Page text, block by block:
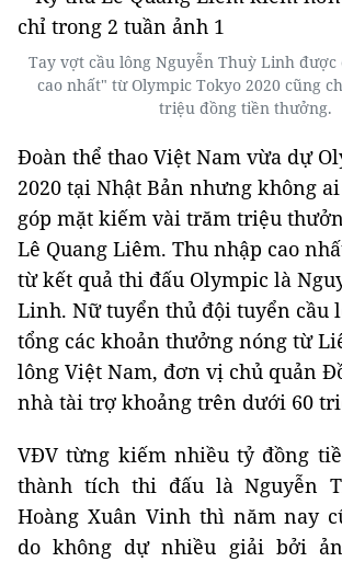
Tay vợt cầu lông Nguyễn Thuỳ Linh
cao nhất" từ Olympic Tokyo 2020 cũng
triệu đồng tiền thưởng.
Đoàn thể thao Việt Nam vừa dự
2020 tại Nhật Bản nhưng không
góp mặt kiếm vài trăm triệu
Lê Quang Liêm. Thu nhập cao
từ kết quả thi đấu Olympic là
Linh. Nữ tuyển thủ đội tuyển cầu
tổng các khoản thưởng nóng từ
lông Việt Nam, đơn vị chủ quản
nhà tài trợ khoảng trên dưới 60
VĐV từng kiếm nhiều tỷ đồng
thành tích thi đấu là Nguyễn
Hoàng Xuân Vinh thì năm nay
do không dự nhiều giải bởi